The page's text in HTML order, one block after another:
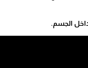
داخل الجسم.